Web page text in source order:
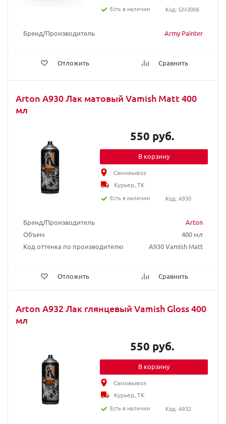
Бренд/Производитель Army Painter
Отложить Сравнить
Есть в наличии
Код: GM3006
Arton A930 Лак матовый Vamish Matt 400
мл
Бренд/Производитель
Arton
Объем
400 мл
Код оттенка по производителю
A930 Vamish Matt
Отложить Сравнить
550 руб.
В корзину
Самовывоз
Курьер, ТК
Есть в наличии
Код: A930
Arton A932 Лак глянцевый Vamish Gloss 400
мл
550 руб.
В корзину
Самовывоз
Курьер, ТК
Есть в наличии
Код: A932